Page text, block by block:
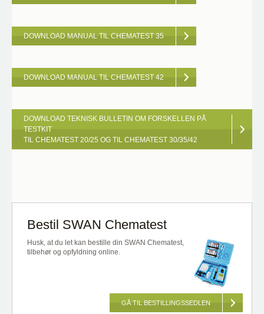
DOWNLOAD MANUAL TIL CHEMATEST 35
DOWNLOAD MANUAL TIL CHEMATEST 42
DOWNLOAD TEKNISK BULLETIN OM FORSKELLEN PÅ
TESTKIT
TIL CHEMATEST 20/25 OG TIL CHEMATEST 30/35/42
Bestil SWAN Chematest
Husk, at du let kan bestille din SWAN Chematest,
tilbehør og opfyldning online.
GÅ TIL BESTILLINGSSEDLEN